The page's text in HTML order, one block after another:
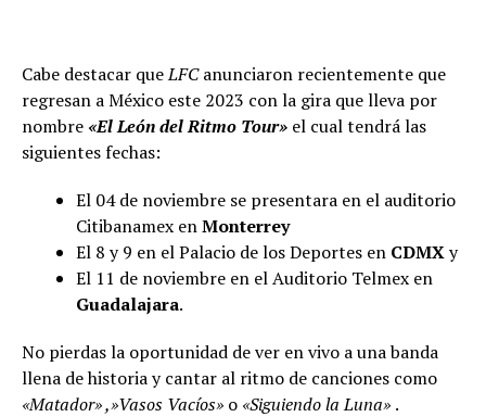
Cabe destacar queLFCanunciaron recientemente que
regresan a México este 2023 con la gira que lleva por
nombre «El León del Ritmo Tour» el cual tendrá las
siguientes fechas:
El 04 de noviembre se presentara en el auditorio
Citibanamex enMonterrey
El 8 y 9 en el Palacio de los Deportes en CDMXy
El 11 de noviembre en el Auditorio Telmex en
Guadalajara.
No pierdas la oportunidad de ver en vivo a una banda
llena de historia y cantar al ritmo de canciones como
«Matador» ,»Vasos Vacíos» o «Siguiendo la Luna» .